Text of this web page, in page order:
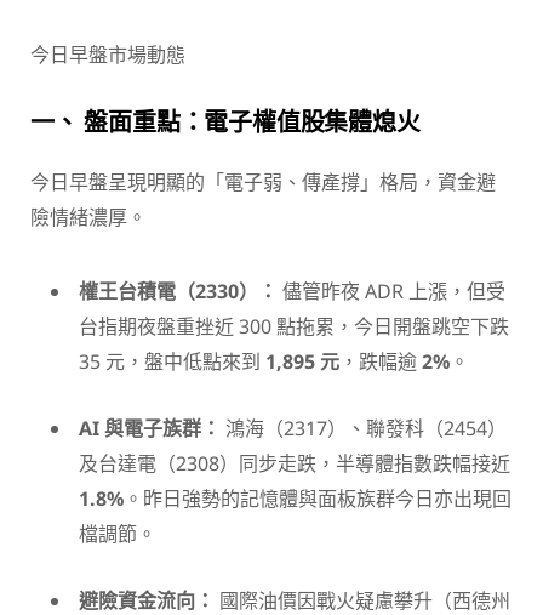
今日早盤市場動態
一、 盤面重點：電子權值股集體熄火
今日早盤呈現明顯的「電子弱、傳產撐」格局，資金避
險情緒濃厚。
權王台積電（2330）： 儘管昨夜 ADR 上漲，但受
台指期夜盤重挫近 300 點拖累，今日開盤跳空下跌
35 元，盤中低點來到 1,895 元 ，跌幅逾2% 。
AI 與電子族群： 鴻海（2317）、聯發科（2454）
及台達電（2308）同步走跌，半導體指數跌幅接近
1.8% 。昨日強勢的記憶體與面板族群今日亦出現回
檔調節。
避險資金流向： 國際油價因戰火疑慮攀升（西德州